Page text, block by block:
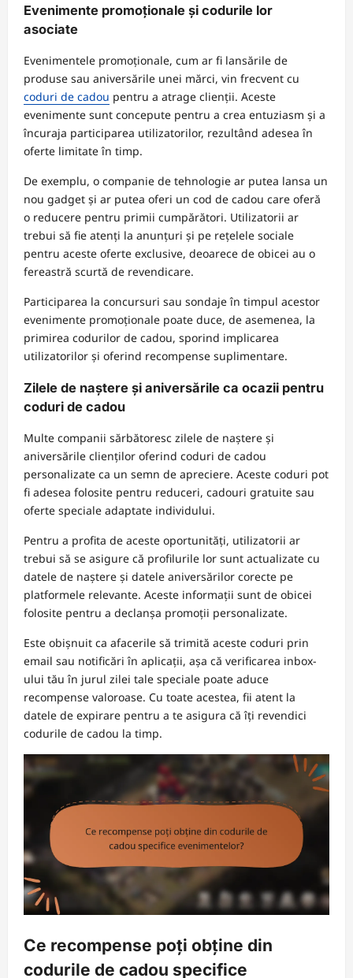
Evenimente promoționale și codurile lor
asociate
Evenimentele promoționale, cum ar fi lansările de
produse sau aniversările unei mărci, vin frecvent cu
coduri de cadou pentru a atrage clienții. Aceste
evenimente sunt concepute pentru a crea entuziasm și a
încuraja participarea utilizatorilor, rezultând adesea în
oferte limitate în timp.
De exemplu, o companie de tehnologie ar putea lansa un
nou gadget și ar putea oferi un cod de cadou care oferă
o reducere pentru primii cumpărători. Utilizatorii ar
trebui să fie atenți la anunțuri și pe rețelele sociale
pentru aceste oferte exclusive, deoarece de obicei au o
fereastră scurtă de revendicare.
Participarea la concursuri sau sondaje în timpul acestor
evenimente promoționale poate duce, de asemenea, la
primirea codurilor de cadou, sporind implicarea
utilizatorilor și oferind recompense suplimentare.
Zilele de naștere și aniversările ca ocazii pentru
coduri de cadou
Multe companii sărbătoresc zilele de naștere și
aniversările clienților oferind coduri de cadou
personalizate ca un semn de apreciere. Aceste coduri pot
fi adesea folosite pentru reduceri, cadouri gratuite sau
oferte speciale adaptate individului.
Pentru a profita de aceste oportunități, utilizatorii ar
trebui să se asigure că profilurile lor sunt actualizate cu
datele de naștere și datele aniversărilor corecte pe
platformele relevante. Aceste informații sunt de obicei
folosite pentru a declanșa promoții personalizate.
Este obișnuit ca afacerile să trimită aceste coduri prin
email sau notificări în aplicații, așa că verificarea inbox-
ului tău în jurul zilei tale speciale poate aduce
recompense valoroase. Cu toate acestea, fii atent la
datele de expirare pentru a te asigura că îți revendici
codurile de cadou la timp.
Ce recompense poți obține din
codurile de cadou specifice